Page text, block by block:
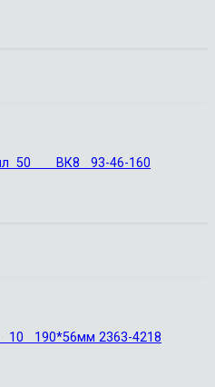
50 ВК8 93-46-160
10 190*56мм 2363-4218